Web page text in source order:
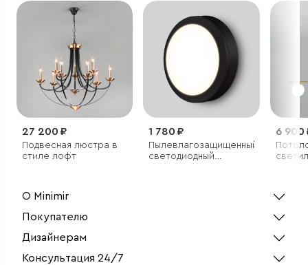
27 200 ₽
Подвесная люстра в
стиле лофт
1 780 ₽
Пылевлагозащищенный
светодиодный
6 900
О Minimir
Покупателю
Дизайнерам
Консультация 24/7